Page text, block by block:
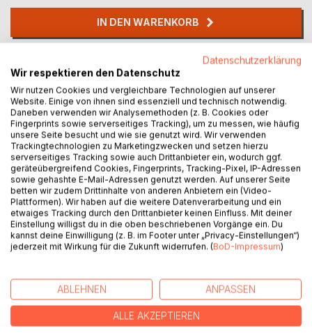
IN DEN WARENKORB
Titel bewerten
BESCHREIBUNG
Omas letzter Teppich erzählt mit schwarzem Humor von
einem Familienurlaub, der aus dem Ruder läuft. Als Oma
Caputo unerwartet stirbt, entscheidet die Familie
nach Hause zu bringen. Aus Trauer, Panik und praktischer
Not entsteht eine groteske Reisegeschichte, in der der
Teppich zum absurden Mittelpunkt des Geschehens wird.
Datenschutzerklärung
Wir respektieren den Datenschutz
Wir nutzen Cookies und vergleichbare Technologien auf unserer
Website. Einige von ihnen sind essenziell und technisch notwendig.
Daneben verwenden wir Analysemethoden (z. B. Cookies oder
Fingerprints sowie serverseitiges Tracking), um zu messen, wie häufig
unsere Seite besucht und wie sie genutzt wird. Wir verwenden
Trackingtechnologien zu Marketingzwecken und setzen hierzu
serverseitiges Tracking sowie auch Drittanbieter ein, wodurch ggf.
geräteübergreifend Cookies, Fingerprints, Tracking-Pixel, IP-Adressen
sowie gehashte E-Mail-Adressen genutzt werden. Auf unserer Seite
betten wir zudem Drittinhalte von anderen Anbietern ein (Video-
Plattformen). Wir haben auf die weitere Datenverarbeitung und ein
etwaiges Tracking durch den Drittanbieter keinen Einfluss. Mit deiner
Einstellung willigst du in die oben beschriebenen Vorgänge ein. Du
kannst deine Einwilligung (z. B. im Footer unter „Privacy-Einstellungen“)
jederzeit mit Wirkung für die Zukunft widerrufen. (BoD-Impressum)
ABLEHNEN ANPASSEN
ALLE AKZEPTIEREN